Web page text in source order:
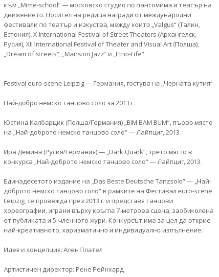
към „Mime-school“ — московско студио по пантомима и театър на
движението. Носител на редица награди от международни
фестивали по театър и изкуства, между които „Valgus“ (Талин,
Естония), Х International Festival of Street Theaters (Архангелск,
Русия), XII International Festival of Theater and Visual Art (Полша),
„Dream of streets“, „Mansion Jazz“ и „Etno-Life“.
Festival euro-scene Leipzig — Германия, гостува на „Черната кутия“
Най-добро немско танцово соло за 2013 г.
Юстина Калбарцик (Полша/Германия) „BIM BAM BUM“, първо място
на „Най-доброто немскo танцовo соло“ — Лайпциг, 2013.
Ира Демина (Русия/Германия) — „Dark Quark“, трето място в
конкурса „Най-доброто немскo танцовo соло“ — Лайпциг, 2013.
Единадесетото издание на „Das Beste Deutsche Tanzsolo“ — „Най-
доброто немскo танцовo соло“ в рамките на Фестивал euro-scene
Leipzig, се провeжда през 2013 г. и представя танцови
хореографии, играни върху кръгла 7-метрова сцена, заобиколена
от публиката и 5-членното жури. Конкурсът има за цел да открие
най-креативното, харизматично и индивидуално изпълнение.
Идея и концепция: Ален Плател
Артистичен директор: Рене Рейнхард